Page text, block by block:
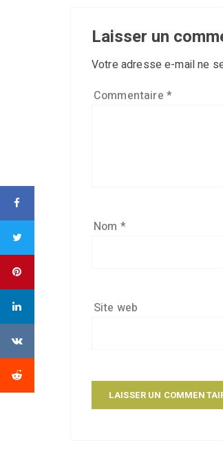
Laisser un
Votre adresse e-mail ne
Commentaire *
Nom *
Site web